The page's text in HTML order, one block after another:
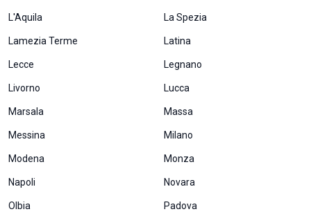
L'Aquila La Spezia
Lamezia Terme Latina
Lecce Legnano
Livorno Lucca
Marsala Massa
Messina Milano
Modena Monza
Napoli Novara
Olbia Padova
permettere
esperienza
navigazione
sul nostro
la tua visita.
questi
alcune
funzioni del
saranno